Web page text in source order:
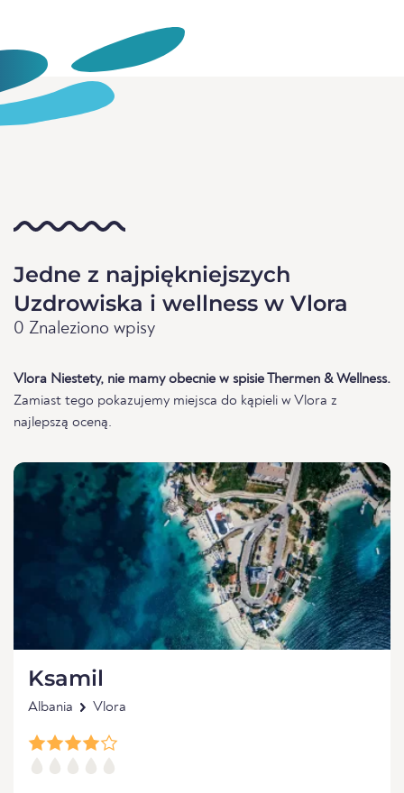
Jedne z najpiękniejszych
Uzdrowiska i wellness w Vlora
0 Znaleziono wpisy
Vlora Niestety, nie mamy obecnie w spisie Thermen & Wellness.
Zamiast tego pokazujemy miejsca do kąpieli w Vlora z
najlepszą oceną.
Ksamil
Albania Vlora